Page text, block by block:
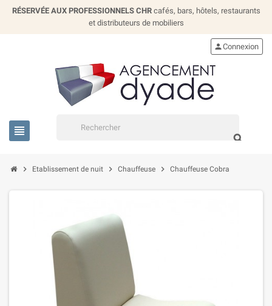
RÉSERVÉE AUX PROFESSIONNELS CHRcafés, bars, hôtels, restaurants
et distributeurs de mobiliers
view_headline
search
personConnexion
chevron_right Etablissement de nuit chevron_right Chauffeuse chevron_right Chauffeuse Cobra